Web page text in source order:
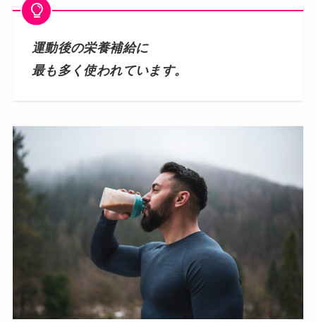
運動後の栄養補給に
最も多く使われています。